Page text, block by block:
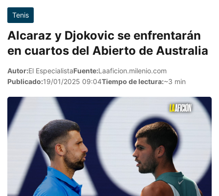
Tenis
Alcaraz y Djokovic se enfrentarán
en cuartos del Abierto de Australia
Autor:El EspecialistaFuente:Laaficion.milenio.com
Publicado:19/01/2025 09:04Tiempo de lectura:~3 min